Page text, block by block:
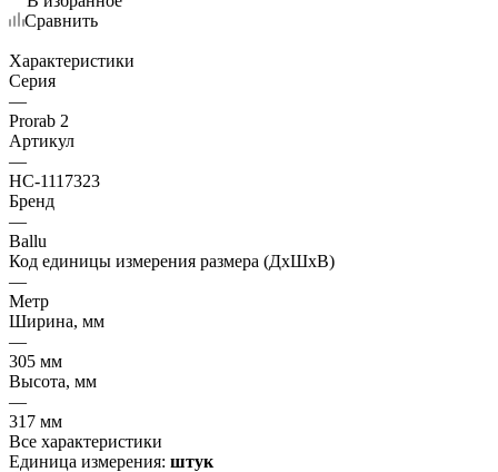
Сравнить
Характеристики
Серия
—
Prorab 2
Артикул
—
НС-1117323
Бренд
—
Ballu
Код единицы измерения размера (ДхШхВ)
—
Метр
Ширина, мм
—
305 мм
Высота, мм
—
317 мм
Все характеристики
Единица измерения: штук